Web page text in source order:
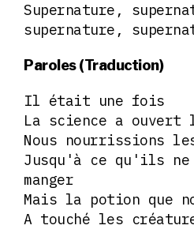
Supernature,
supernature,
Paroles (Traduction)
Il était une fois
La science a ouvert
Nous nourrissions
Jusqu'à ce qu'ils
manger
Mais la potion que
A touché les